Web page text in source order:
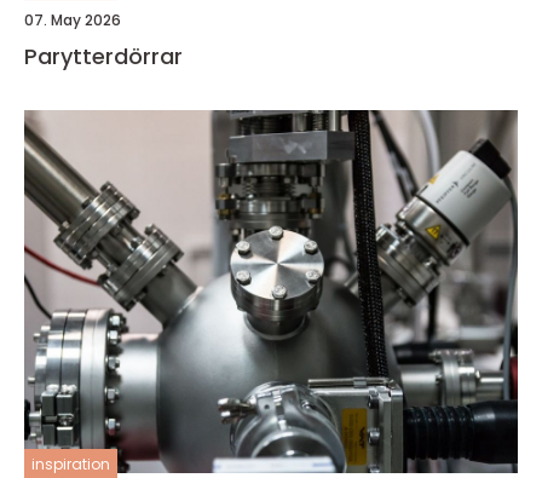
07. May 2026
Parytterdörrar
inspiration